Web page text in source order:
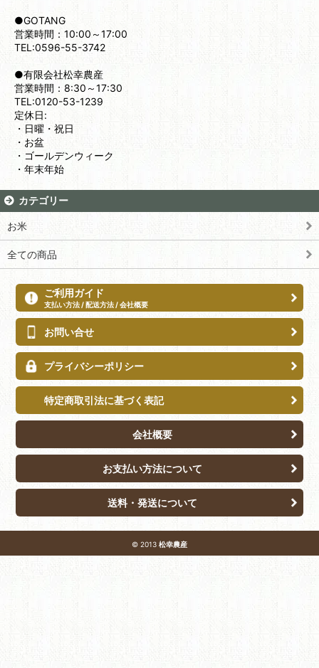
●GOTANG
営業時間：10:00～17:00
TEL:0596-55-3742
●有限会社松幸農産
営業時間：8:30～17:30
TEL:0120-53-1239
定休日:
・日曜・祝日
・お盆
・ゴールデンウィーク
・年末年始
カテゴリー
お米
全ての商品
ご利用ガイド
支払い方法 / 配送方法 / 会社概要
お問い合せ
プライバシーポリシー
特定商取引法に基づく表記
会社概要
お支払い方法について
送料・発送について
© 2013 松幸農産